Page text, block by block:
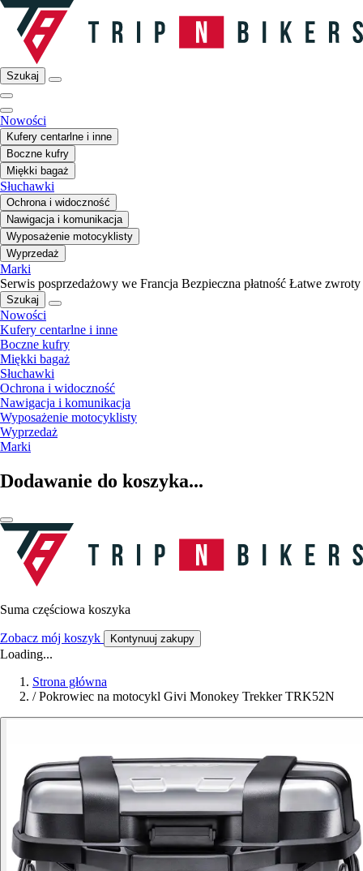
Szukaj
Nowości
Kufery centarlne i inne
Boczne kufry
Miękki bagaż
Słuchawki
Ochrona i widoczność
Nawigacja i komunikacja
Wyposażenie motocyklisty
Wyprzedaż
Marki
Serwis posprzedażowy we Francja Bezpieczna płatność Łatwe zwroty
Szukaj
Nowości
Kufery centarlne i inne
Boczne kufry
Miękki bagaż
Słuchawki
Ochrona i widoczność
Nawigacja i komunikacja
Wyposażenie motocyklisty
Wyprzedaż
Marki
Dodawanie do koszyka...
Suma częściowa koszyka
Zobacz mój koszyk Kontynuuj zakupy
Loading...
Strona główna
/ Pokrowiec na motocykl Givi Monokey Trekker TRK52N